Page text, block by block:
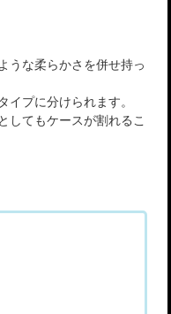
うな柔らかさを併せ持っ
プに分けられます。
してもケースが割れるこ